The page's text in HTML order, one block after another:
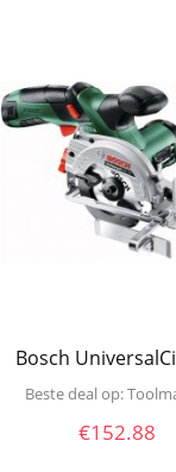
Bosch
Beste deal op:
€152.88